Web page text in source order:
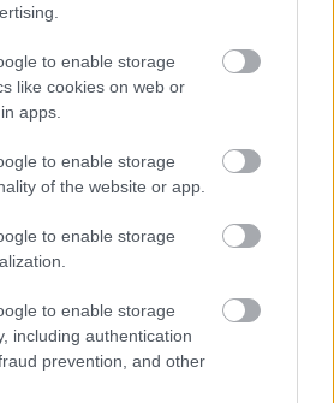
to enable storage
like cookies on web or
apps.
to enable storage
of the website or app.
to enable storage
to enable storage
including authentication
prevention, and other